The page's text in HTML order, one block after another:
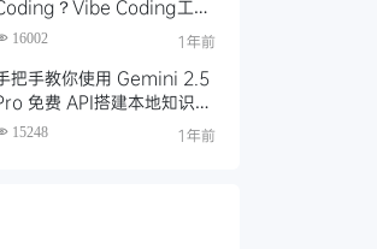
？Vibe Coding工具
荐及Cursor编程开发实践
16002 1年前
把手教你使用 Gemini 2.5
免费 API搭建本地知识
，一键接入 Gemini！
15248 1年前